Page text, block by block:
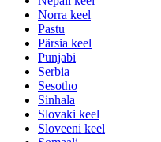
Norra keel
Pastu
Pärsia keel
Punjabi
Serbia
Sesotho
Sinhala
Slovaki keel
Sloveeni keel